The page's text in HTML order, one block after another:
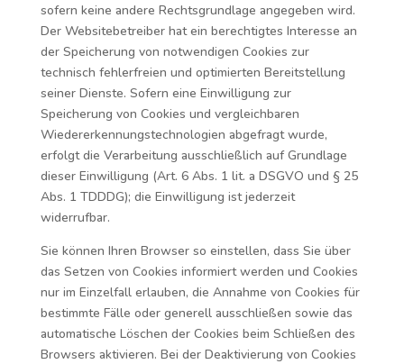
sofern keine andere Rechtsgrundlage angegeben wird.
Der Websitebetreiber hat ein berechtigtes Interesse an
der Speicherung von notwendigen Cookies zur
technisch fehlerfreien und optimierten Bereitstellung
seiner Dienste. Sofern eine Einwilligung zur
Speicherung von Cookies und vergleichbaren
Wiedererkennungstechnologien abgefragt wurde,
erfolgt die Verarbeitung ausschließlich auf Grundlage
dieser Einwilligung (Art. 6 Abs. 1 lit. a DSGVO und § 25
Abs. 1 TDDDG); die Einwilligung ist jederzeit
widerrufbar.
Sie können Ihren Browser so einstellen, dass Sie über
das Setzen von Cookies informiert werden und Cookies
nur im Einzelfall erlauben, die Annahme von Cookies für
bestimmte Fälle oder generell ausschließen sowie das
automatische Löschen der Cookies beim Schließen des
Browsers aktivieren. Bei der Deaktivierung von Cookies